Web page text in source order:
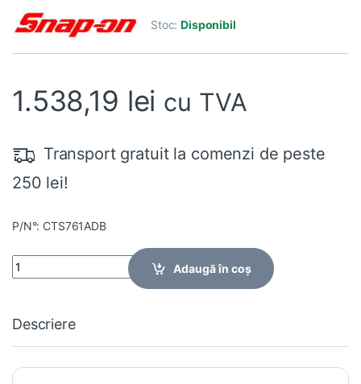
Stoc:Disponibil
1.538,19 lei cu TVA
Transport gratuit la comenzi de peste
250 lei!
P/N°: CTS761ADB
Quantity
Adaugă în coș
Descriere